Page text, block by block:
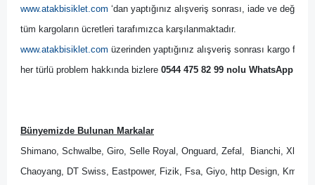
www.atakbisiklet.com ‘dan yaptığınız alışveriş sonrası, iade ve
tüm kargoların ücretleri tarafımızca karşılanmaktadır.
www.atakbisiklet.com üzerinden yaptığınız alışveriş sonrası kargo
her türlü problem hakkında bizlere 0544 475 82 99 nolu WhatsApp
Bünyemizde Bulunan Markalar
Shimano, Schwalbe, Giro, Selle Royal, Onguard, Zefal,  Bianchi, Xlc,
Chaoyang, DT Swiss, Eastpower, Fizik, Fsa, Giyo, http Design, Kmc,